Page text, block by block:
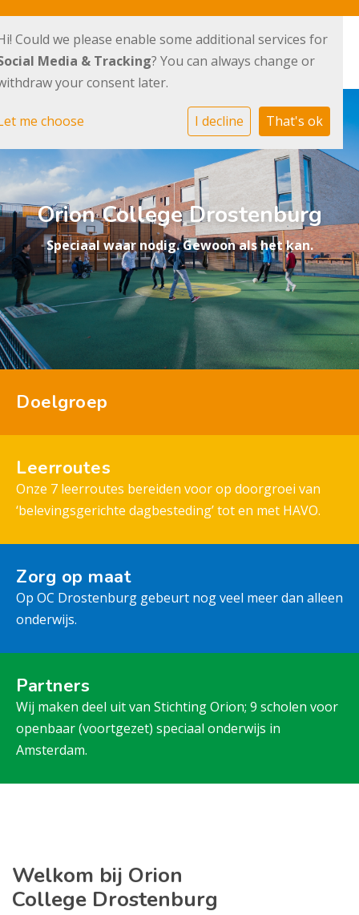
Orion College Drostenburg
Speciaal waar nodig. Gewoon als het kan.
Doelgroep
Leerroutes
Onze 7 leerroutes bereiden voor op doorgroei van
‘belevingsgerichte dagbesteding’ tot en met HAVO.
Zorg op maat
Op OC Drostenburg gebeurt nog veel meer dan alleen
onderwijs.
Partners
Wij maken deel uit van Stichting Orion; 9 scholen voor
openbaar (voortgezet) speciaal onderwijs in
Amsterdam.
Welkom bij Orion
College Drostenburg
Could we please enable some additional services for
Media & Tracking? You can always change or
your consent later.
me choose I decline That's ok